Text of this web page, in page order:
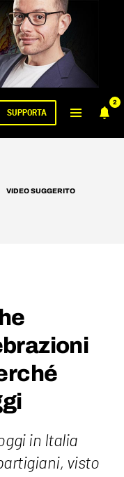
2
SUPPORTA
VIDEO SUGGERITO
in Italia
visto